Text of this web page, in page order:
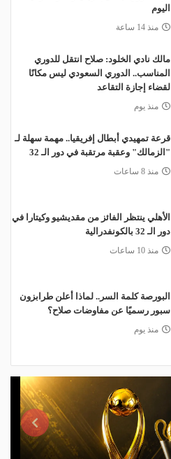
اليوم
منذ 14 ساعة
مالك نادي الخلود: صلاح انتقل للدوري
المناسب.. الدوري السعودي ليس مكانًا
لقضاء إجازة التقاعد
منذ يوم
قرعة تمهيدي أبطال إفريقيا.. مهمة سهلة لـ
"الزمالك" وعقبة مرتقبة في دور الـ 32
منذ 8 ساعات
الأهلي ينتظر الفائز من مقديشيو وكيتارا في
دور الـ 32 بالكونفدرالية
منذ 10 ساعات
البورصة كلمة السر.. لماذا أعلن طرابزون
سبور رسميًا عن مفاوضات صلاح؟
منذ يوم